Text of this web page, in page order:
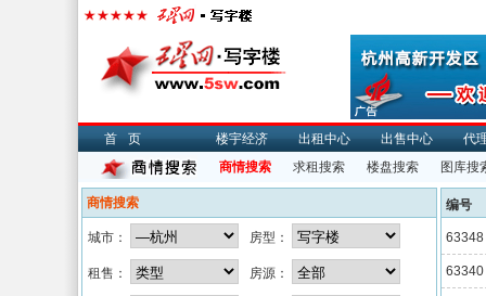
首页 楼宇经济 出租中心 出售中心 代
商情搜索
求租搜索 楼盘搜索 图库搜
商情搜索
城市： 房型：
租售： 房源：
编号
63348
63340